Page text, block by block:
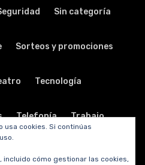
Sin categoría
Sorteos y promociones
Tecnología
Telefonía Trabajo
usa cookies. Si continúas
incluido cómo gestionar las cookies,